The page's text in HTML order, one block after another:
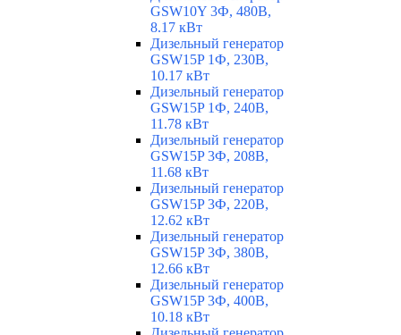
GSW10Y 3Ф, 480В,
8.17 кВт
Дизельный генератор
GSW15P 1Ф, 230В,
10.17 кВт
Дизельный генератор
GSW15P 1Ф, 240В,
11.78 кВт
Дизельный генератор
GSW15P 3Ф, 208В,
11.68 кВт
Дизельный генератор
GSW15P 3Ф, 220В,
12.62 кВт
Дизельный генератор
GSW15P 3Ф, 380В,
12.66 кВт
Дизельный генератор
GSW15P 3Ф, 400В,
10.18 кВт